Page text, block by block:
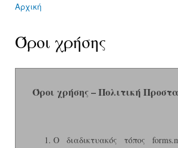
Αρχική
Όροι χρήσης
Όροι χρήσης – Πολιτική
Ο διαδικτυακός τόπος